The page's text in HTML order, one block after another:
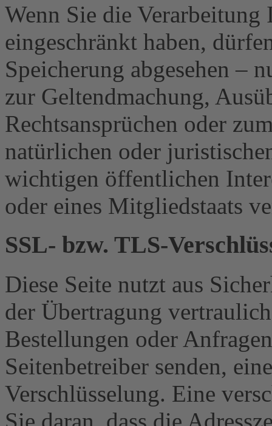
Wenn Sie die Verarbeitung
eingeschränkt haben,
Speicherung abgesehen
zur Geltendmachung,
Rechtsansprüchen oder
natürlichen oder
wichtigen öffentlichen
oder eines Mitgliedstaats
SSL- bzw. TLS-
Diese Seite nutzt aus
der Übertragung
Bestellungen oder
Seitenbetreiber senden,
Verschlüsselung. Eine